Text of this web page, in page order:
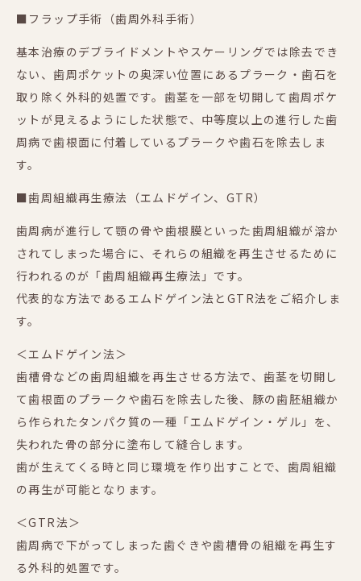
■フラップ手術（歯周外科手術）
基本治療のデブライドメントやスケーリングでは除去でき
ない、歯周ポケットの奥深い位置にあるプラーク・歯石を
取り除く外科的処置です。歯茎を一部を切開して歯周ポケ
ットが見えるようにした状態で、中等度以上の進行した歯
周病で歯根面に付着しているプラークや歯石を除去しま
す。
■歯周組織再生療法（エムドゲイン、GTR）
歯周病が進行して顎の骨や歯根膜といった歯周組織が溶か
されてしまった場合に、それらの組織を再生させるために
行われるのが「歯周組織再生療法」です。
代表的な方法であるエムドゲイン法とGTR法をご紹介しま
す。
＜エムドゲイン法＞
歯槽骨などの歯周組織を再生させる方法で、歯茎を切開し
て歯根面のプラークや歯石を除去した後、豚の歯胚組織か
ら作られたタンパク質の一種「エムドゲイン・ゲル」を、
失われた骨の部分に塗布して縫合します。
歯が生えてくる時と同じ環境を作り出すことで、歯周組織
の再生が可能となります。
＜GTR法＞
歯周病で下がってしまった歯ぐきや歯槽骨の組織を再生す
る外科的処置です。